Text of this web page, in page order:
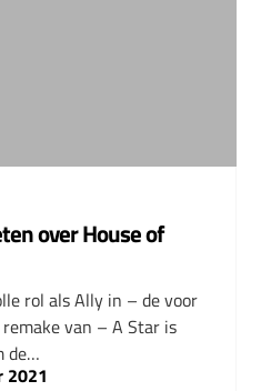
over House of
rol als Ally in – de voor
van – A Star is
de…
2021